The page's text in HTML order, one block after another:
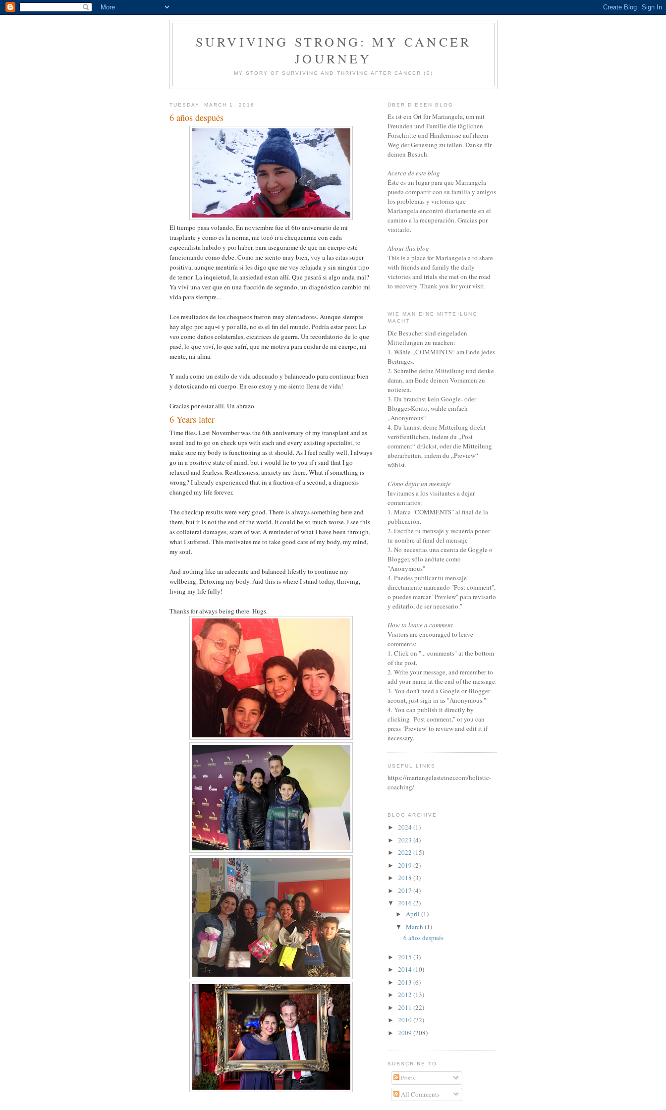
SURVIVING STRONG: MY CANCER
JOURNEY
MY STORY OF SURVIVING AND THRIVING AFTER CANCER (S)
TUESDAY, MARCH 1, 2016
6 años después
El tiempo pasa volando. En noviembre fue el 6to aniversario de mi
trasplante y como es la norma, me tocó ir a chequearme con cada
especialista habido y por haber, para asegurarme de que mi cuerpo esté
funcionando como debe. Como me siento muy bien, voy a las citas super
positiva, aunque mentiría si les digo que me voy relajada y sin ningún tipo
de temor. La inquietud, la ansiedad estan allí. Que pasará si algo anda mal?
Ya viví una vez que en una fracción de segundo, un diagnóstico cambio mi
vida para siempre...
Los resultados de los chequeos fueron muy alentadores. Aunque siempre
hay algo por aqu~i y por allá, no es el fin del mundo. Podría estar peor. Lo
veo como daños colaterales, cicatrices de guerra. Un recordatorio de lo que
pasé, lo que viví, lo que sufrí, que me motiva para cuidar de mi cuerpo, mi
mente, mi alma.
Y nada como un estilo de vida adecuado y balanceado para continuar bien
y detoxicando mi cuerpo. En eso estoy y me siento llena de vida!
Gracias por estar allí. Un abrazo.
6 Years later
Time flies. Last November was the 6th anniversary of my transplant and as
usual had to go on check ups with each and every existing specialist, to
make sure my body is functioning as it should. As I feel really well, I always
go in a positive state of mind, but i would lie to you if i said that I go
relaxed and fearless. Restlessness, anxiety are there. What if something is
wrong? I already experienced that in a fraction of a second, a diagnosis
changed my life forever.
The checkup results were very good. There is always something here and
there, but it is not the end of the world. It could be so much worse. I see this
as collateral damages, scars of war. A reminder of what I have been through,
what I suffered. This motivates me to take good care of my body, my mind,
my soul.
And nothing like an adecuate and balanced lifestly to continue my
wellbeing. Detoxing my body. And this is where I stand today, thriving,
living my life fully!
Thanks for always being there. Hugs.
ÜBER DIESEN BLOG
Es ist ein Ort für Mariangela, um mit
Freunden und Familie die täglichen
Forschritte und Hindernisse auf ihrem
Weg der Genesung zu teilen. Danke für
deinen Besuch.
Acerca de este blog
Éste es un lugar para que Mariangela
pueda compartir con su familia y amigos
los problemas y victorias que
Mariangela encontró diariamente en el
camino a la recuperación. Gracias por
visitarlo.
About this blog
This is a place for Mariangela a to share
with friends and family the daily
victories and trials she met on the road
to recovery. Thank you for your visit.
WIE MAN EINE MITTEILUNG
MACHT
Die Besucher sind eingeladen
Mitteilungen zu machen:
1. Wähle „COMMENTS“ am Ende jedes
Beitrages.
2. Schreibe deine Mitteilung und denke
daran, am Ende deinen Vornamen zu
notieren.
3. Du brauchst kein Google- oder
Blogger-Konto, wähle einfach
„Anonymous“
4. Du kannst deine Mitteilung direkt
veröffentlichen, indem du „Post
comment“ drückst, oder die Mitteilung
überarbeiten, indem du „Preview“
wählst.
Cómo dejar un mensaje
Invitamos a los visitantes a dejar
comentarios:
1. Marca "COMMENTS" al final de la
publicación.
2. Escribe tu mensaje y recuerda poner
tu nombre al final del mensaje
3. No necesitas una cuenta de Goggle o
Blogger, sólo anótate como
"Anonymous"
4. Puedes publicar tu mensaje
directamente marcando "Post comment",
o puedes marcar "Preview" para revisarlo
y editarlo, de ser necesario."
How to leave a comment
Visitors are encouraged to leave
comments:
1. Click on "... comments" at the bottom
of the post.
2. Write your message, and remember to
add your name at the end of the message.
3. You don't need a Google or Blogger
acount, just sign in as "Anonymous."
4. You can publish it directly by
clicking "Post comment," or you can
press "Preview"to review and edit it if
necessary.
USEFUL LINKS
https://mariangelasteiner.com/holistic-
coaching/
BLOG ARCHIVE
► 2024 (1)
► 2023 (4)
► 2022 (15)
► 2019 (2)
► 2018 (3)
► 2017 (4)
▼ 2016 (2)
► April (1)
▼ March (1)
6 años después
► 2015 (3)
► 2014 (10)
► 2013 (6)
► 2012 (13)
► 2011 (22)
► 2010(72)
► 2009 (208)
SUBSCRIBE TO
Posts
All Comments